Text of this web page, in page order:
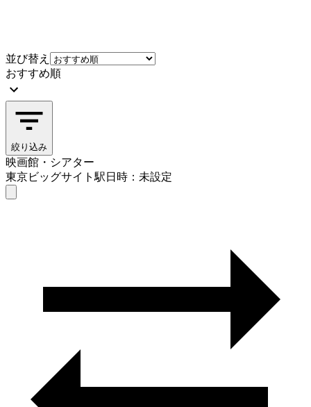
並び替え
おすすめ順
絞り込み
映画館・シアター
東京ビッグサイト駅日時：未設定